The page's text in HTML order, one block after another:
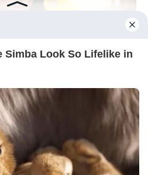
All Grown Up — See Her Now!
Man… Then, The Unthinkable!